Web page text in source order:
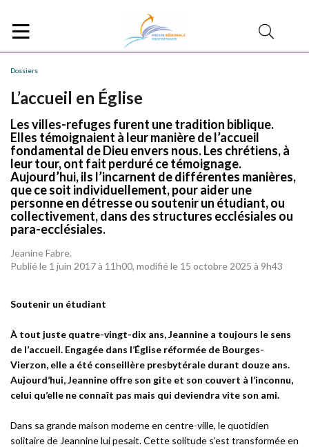
Dossiers
L’accueil en Église
Les villes-refuges furent une tradition biblique.
Elles témoignaient à leur manière de l’accueil
fondamental de Dieu envers nous. Les chrétiens, à
leur tour, ont fait perduré ce témoignage.
Aujourd’hui, ils l’incarnent de différentes manières,
que ce soit individuellement, pour aider une
personne en détresse ou soutenir un étudiant, ou
collectivement, dans des structures ecclésiales ou
para-ecclésiales.
Jeanine Fabre.
Publié le 1 juin 2017 à 11h00, modifié le 15 octobre 2025 à 9h43
Soutenir un étudiant
À tout juste quatre-vingt-dix ans, Jeannine a toujours le sens
de l’accueil. Engagée dans l’Église réformée de Bourges-
Vierzon, elle a été conseillère presbytérale durant douze ans.
Aujourd’hui, Jeannine offre son gite et son couvert à l’inconnu,
celui qu’elle ne connaît pas mais qui deviendra vite son ami.
Dans sa grande maison moderne en centre-ville, le quotidien
solitaire de Jeannine lui pesait. Cette solitude s’est transformée en